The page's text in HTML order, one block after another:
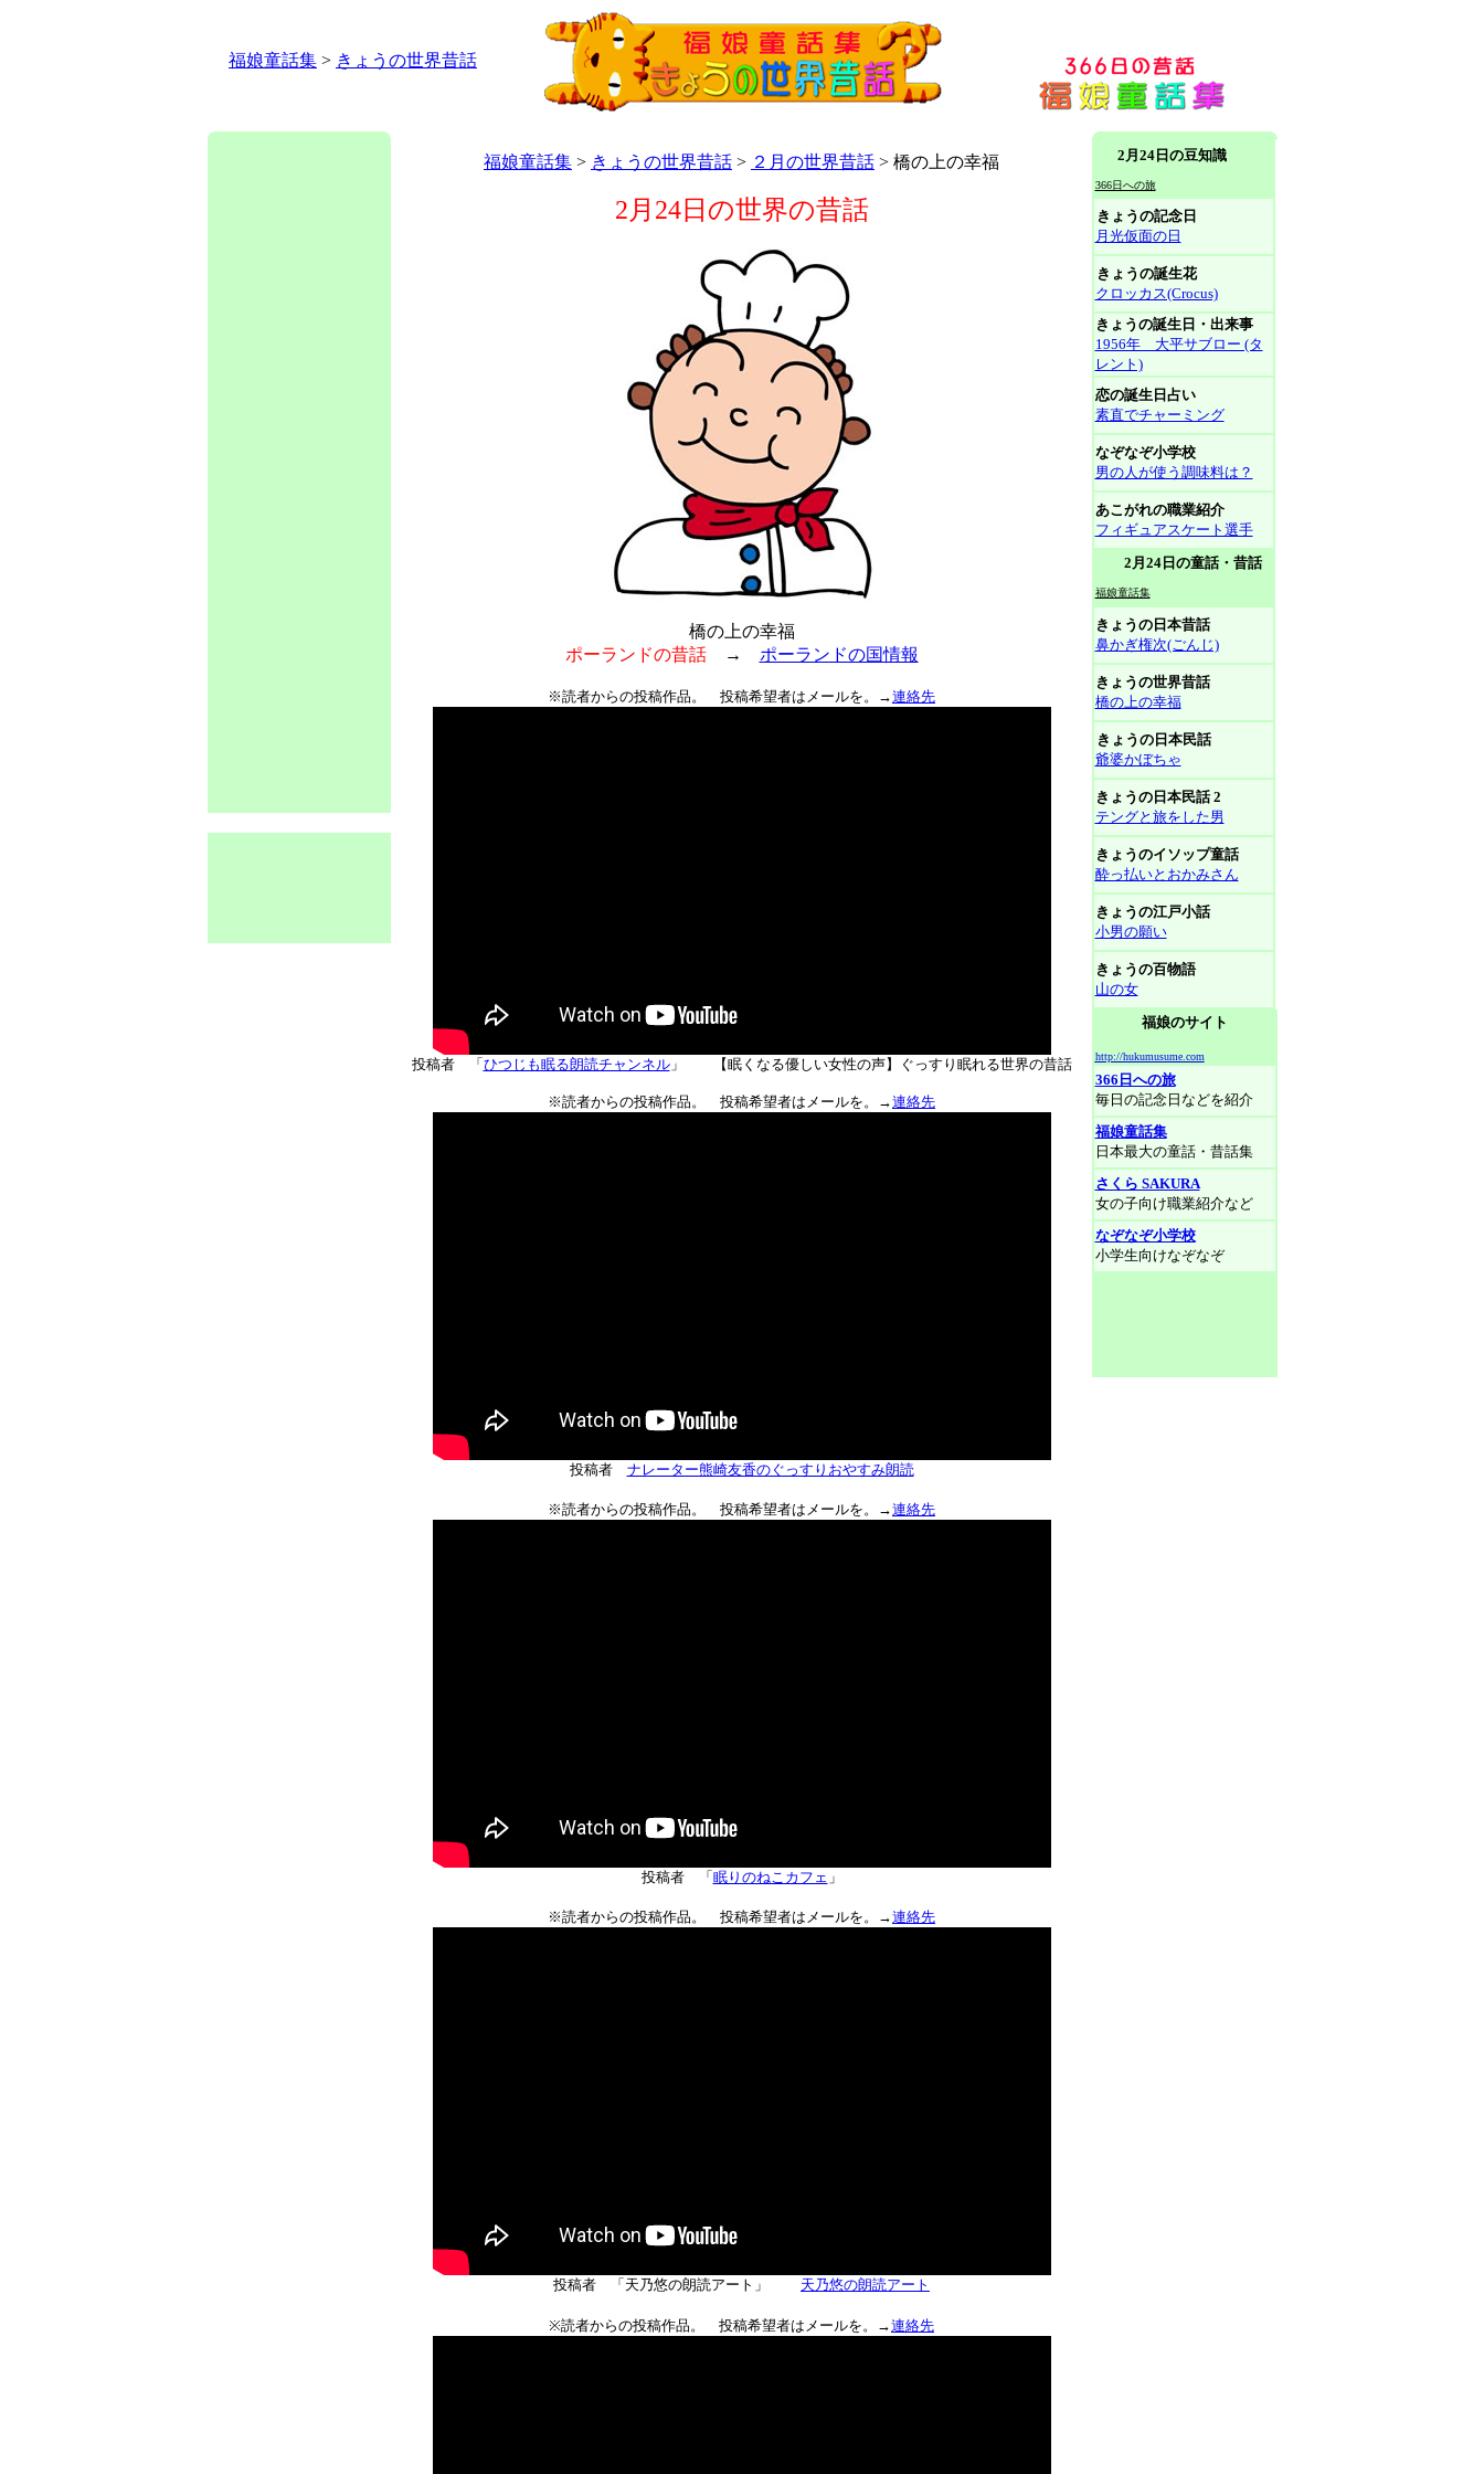
福娘童話集 > きょうの世界昔話
福娘童話集 > きょうの世界昔話 > ２月の世界昔話 > 橋の上の幸福
2月24日の世界の昔話
橋の上の幸福
ポーランドの昔話→ ポーランドの国情報
※読者からの投稿作品。 投稿希望者はメールを。→連絡先
投稿者 「 ひつじも眠る朗読チャンネル」 【眠くなる優しい女性の声】ぐっすり眠れる世界の昔話
※読者からの投稿作品。 投稿希望者はメールを。→連絡先
投稿者 ナレーター熊崎友香のぐっすりおやすみ朗読
※読者からの投稿作品。 投稿希望者はメールを。→連絡先
投稿者 「 眠りのねこカフェ 」
※読者からの投稿作品。 投稿希望者はメールを。→連絡先
投稿者 「天乃悠の朗読アート」 天乃悠の朗読アート
※読者からの投稿作品。 投稿希望者はメールを。→連絡先
2月24日の豆知識
366日への旅
きょうの記念日
月光仮面の日
きょうの誕生花
クロッカス(Crocus)
きょうの誕生日・出来事
1956年 大平サブロー (タ
レント)
恋の誕生日占い
素直でチャーミング
なぞなぞ小学校
男の人が使う調味料は？
あこがれの職業紹介
フィギュアスケート選手
2月24日の童話・昔話
福娘童話集
きょうの日本昔話
鼻かぎ権次(ごんじ)
きょうの世界昔話
橋の上の幸福
きょうの日本民話
爺婆かぼちゃ
きょうの日本民話 2
テングと旅をした男
きょうのイソップ童話
酔っ払いとおかみさん
きょうの江戸小話
小男の願い
きょうの百物語
山の女
福娘のサイト
http://hukumusume.com
366日への旅
毎日の記念日などを紹介
福娘童話集
日本最大の童話・昔話集
さくら SAKURA
女の子向け職業紹介など
なぞなぞ小学校
小学生向けなぞなぞ